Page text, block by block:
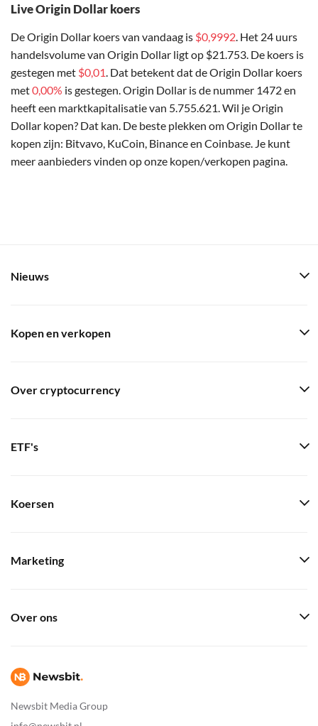
Live Origin Dollar koers
De Origin Dollar koers van vandaag is $0,9992. Het 24 uurs
handelsvolume van Origin Dollar ligt op $21.753. De koers is
gestegen met $0,01. Dat betekent dat de Origin Dollar koers
met0,00% is gestegen. Origin Dollar is de nummer 1472 en
heeft een marktkapitalisatie van 5.755.621. Wil je Origin
Dollar kopen? Dat kan. De beste plekken om Origin Dollar te
kopen zijn: Bitvavo, KuCoin, Binance en Coinbase. Je kunt
meer aanbieders vinden op onze kopen/verkopen pagina.
Newsbit Media Group
Nieuws
Kopen en verkopen
Over cryptocurrency
ETF's
Koersen
Marketing
Over ons